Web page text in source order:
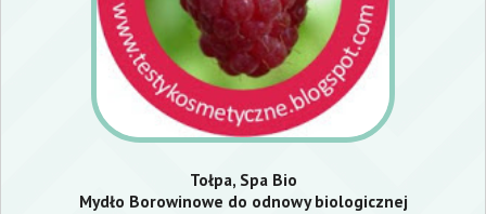
Tołpa, Spa Bio
Mydło Borowinowe do odnowy biologicznej